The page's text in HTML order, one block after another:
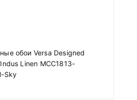
обои Versa Designed
Linen MCC1813-
Sky